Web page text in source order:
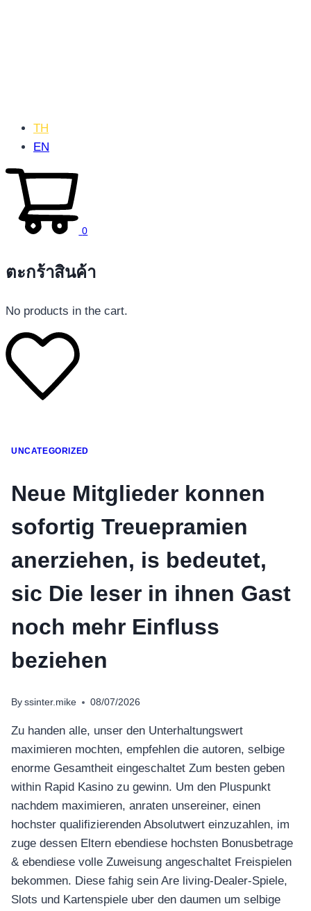
โทรศัพท์มือถือ
อุปกรณ์เสริมโทรศัพท์
สินค้าตามแบรนด์
TH
EN
0
ตะกร้าสินค้า
No products in the cart.
UNCATEGORIZED
Neue Mitglieder konnen
sofortig Treuepramien
anerziehen, is bedeutet,
sic Die leser in ihnen Gast
noch mehr Einfluss
beziehen
By ssinter.mike 08/07/2026
Zu handen alle, unser den Unterhaltungswert
maximieren mochten, empfehlen die autoren, selbige
enorme Gesamtheit eingeschaltet Zum besten geben
within Rapid Kasino zu gewinn. Um den Pluspunkt
nachdem maximieren, anraten unsereiner, einen
hochster qualifizierenden Absolutwert einzuzahlen, im
zuge dessen Eltern ebendiese hochsten Bonusbetrage
& ebendiese volle Zuweisung angeschaltet Freispielen
bekommen. Diese fahig sein Are living-Dealer-Spiele,
Slots und Kartenspiele uber den daumen um selbige